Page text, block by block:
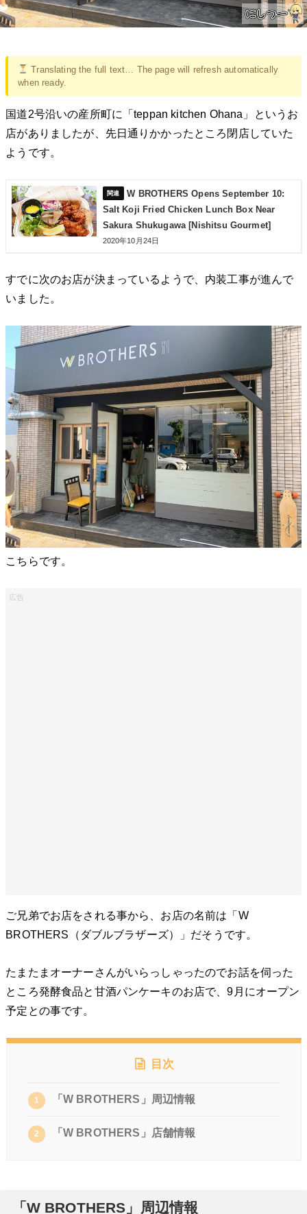
Translating the full text… The page will refresh automatically
when ready.
国道2号沿いの産所町に「teppan kitchen Ohana」というお
店がありましたが、先日通りかかったところ閉店していた
ようです。
W BROTHERS Opens September 10:
Salt Koji Fried Chicken Lunch Box Near
Sakura Shukugawa [Nishitsu Gourmet]
2020年10月24日
すでに次のお店が決まっているようで、内装工事が進んで
いました。
こちらです。
ご兄弟でお店をされる事から、お店の名前は「W
BROTHERS（ダブルブラザーズ）」だそうです。
たまたまオーナーさんがいらっしゃったのでお話を伺った
ところ発酵食品と甘酒パンケーキのお店で、9月にオープン
予定との事です。
目次
1 「W BROTHERS」周辺情報
2 「W BROTHERS」店舗情報
「W BROTHERS」周辺情報